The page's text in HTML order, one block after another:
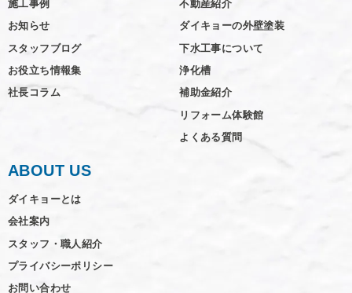
施工事例
お知らせ
スタッフブログ
お役立ち情報集
社長コラム
不動産紹介
ダイキョーの外壁塗装
下水工事について
浄化槽
補助金紹介
リフォーム体験館
よくある質問
ABOUT US
ダイキョーとは
会社案内
スタッフ・職人紹介
プライバシーポリシー
お問い合わせ